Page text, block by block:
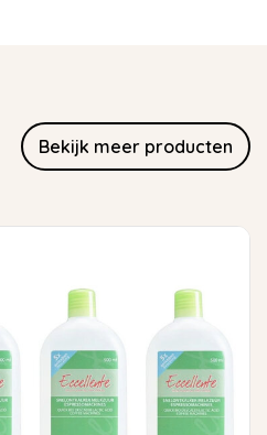
Bekijk meer producten